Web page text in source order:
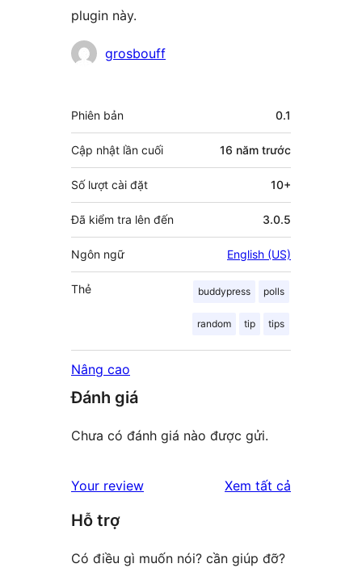
plugin này.
Những
góp
grosbouff
Meta
Phiên bản 0.1
Cập nhật lần cuối 16 năm trước
Số lượt cài đặt 10+
Đã kiểm tra lên đến 3.0.5
Ngôn ngữ English (US)
Thẻ buddypress polls
random tip tips
Nâng cao
Đánh giá
Chưa có đánh giá nào được gửi.
Your review Xem tất cả
Hỗ trợ
Có điều gì muốn nói? cần giúp đỡ?